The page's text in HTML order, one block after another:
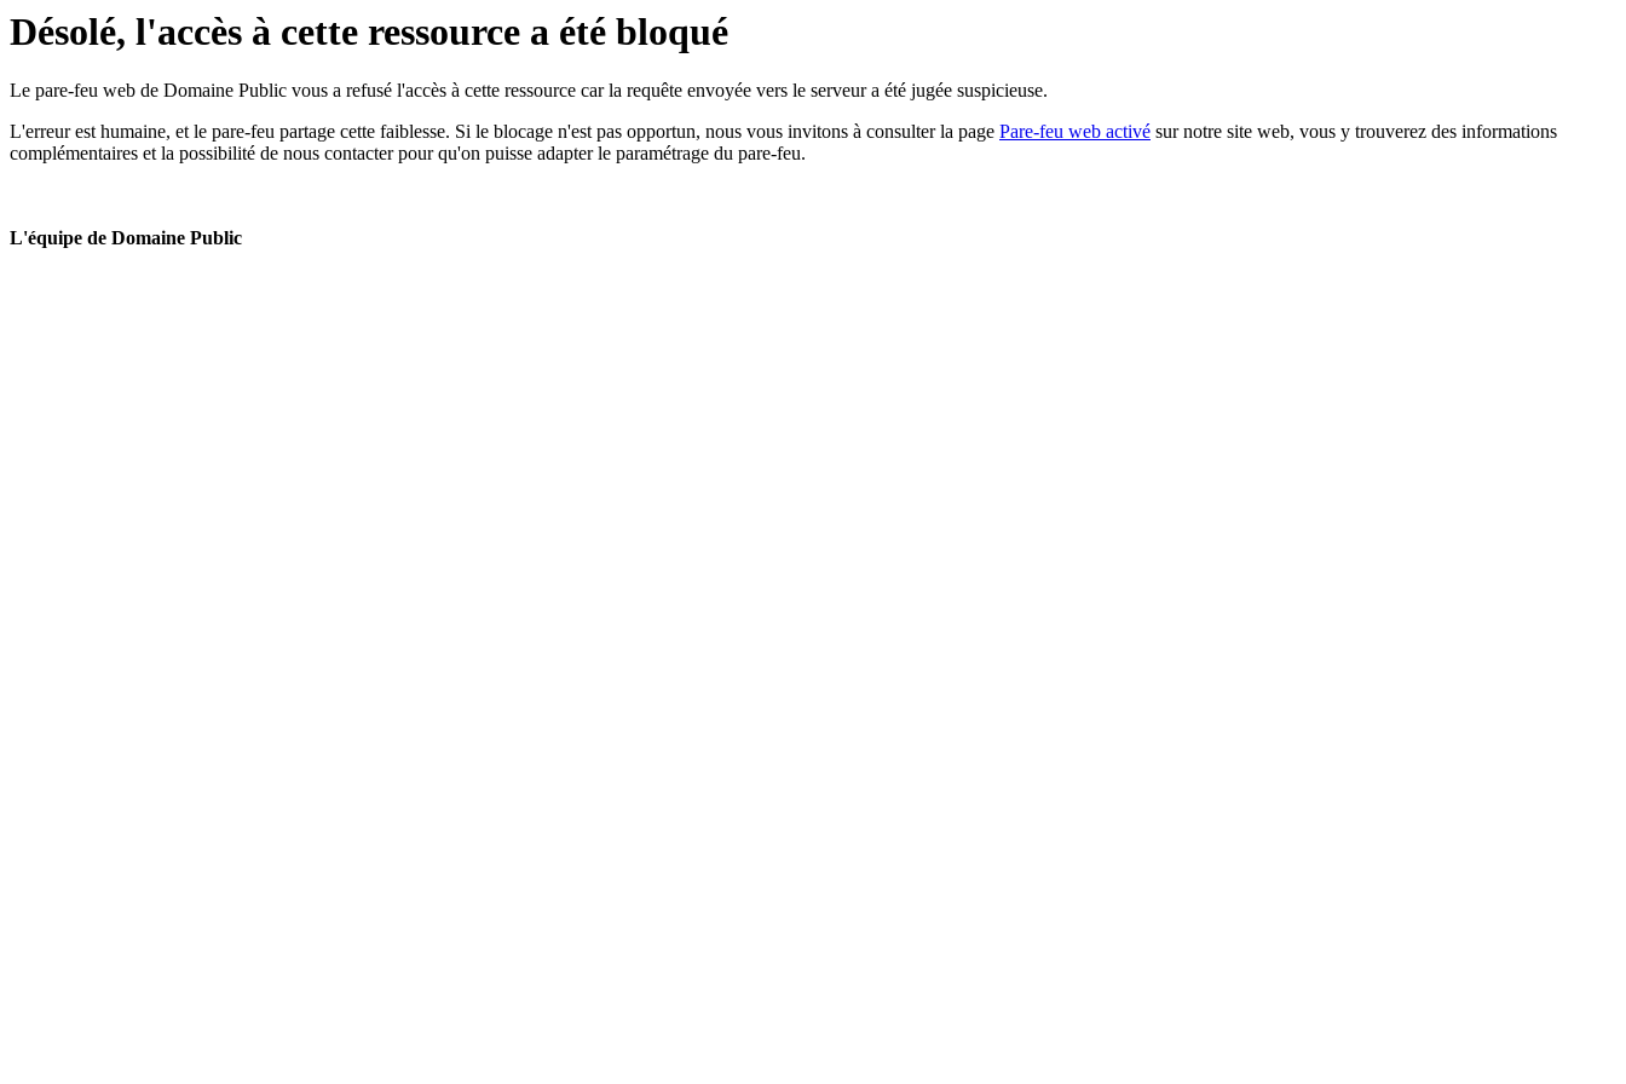
Désolé, l'accès à cette ressource a été bloqué
Le pare-feu web de Domaine Public vous a refusé l'accès à cette ressource car la requête envoyée vers le serveur a été jugée suspicieuse.
L'erreur est humaine, et le pare-feu partage cette faiblesse. Si le blocage n'est pas opportun, nous vous invitons à consulter la page Pare-feu web activé sur notre site web, vous y trouverez des informations
complémentaires et la possibilité de nous contacter pour qu'on puisse adapter le paramétrage du pare-feu.
L'équipe de Domaine Public